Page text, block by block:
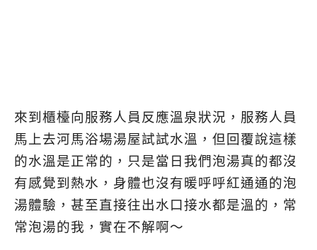
來到櫃檯向服務人員反應溫泉狀況，服務人員
馬上去河馬浴場湯屋試試水溫，但回覆說這樣
的水溫是正常的，只是當日我們泡湯真的都沒
有感覺到熱水，身體也沒有暖呼呼紅通通的泡
湯體驗，甚至直接往出水口接水都是溫的，常
常泡湯的我，實在不解啊～